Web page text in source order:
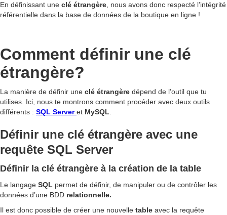
En définissant une clé étrangère , nous avons donc respecté l’intégrité
référentielle dans la base de données de la boutique en ligne !
Comment définir une clé
étrangère?
La manière de définir une clé étrangère dépend de l’outil que tu
utilises. Ici, nous te montrons comment procéder avec deux outils
différents : SQL Server et MySQL
Définir une clé étrangère avec une
requête SQL Server
Définir la clé étrangère à la création de la table
Le langage SQL permet de définir, de manipuler ou de contrôler les
données d’une BDD relationnelle.
Il est donc possible de créer une nouvelle table avec la requête